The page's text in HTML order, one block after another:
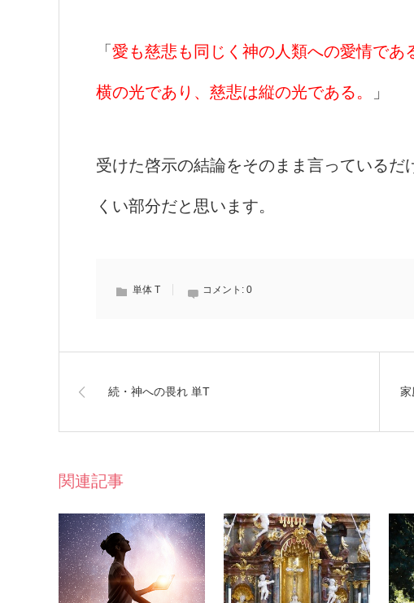
「 愛も慈悲も同じく神の人類への愛情であ
横の光であり、慈悲は縦の光である。 」
受けた啓示の結論をそのまま言っているだ
くい部分だと思います。
単体 T コメント: 0
続・神への畏れ 単T 家
関連記事